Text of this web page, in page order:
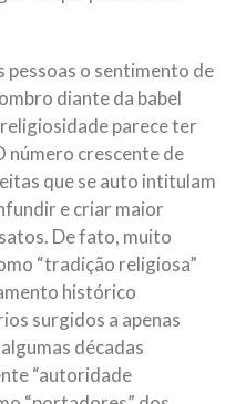
pessoas o sentimento de
diante da babel
parece ter
número crescente de
que se auto intitulam
e criar maior
De fato, muito
“tradição religiosa”
histórico
surgidos a apenas
décadas
“autoridade